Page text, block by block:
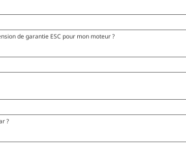
de garantie ESC pour mon moteur ?
?